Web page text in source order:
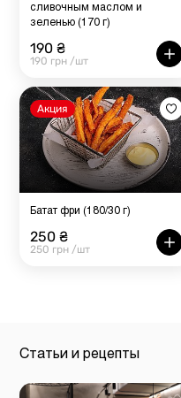
сливочным маслом и
зеленью (170 г)
190 ₴
190 грн /шт
Акция
Батат фри (180/30 г)
250 ₴
250 грн /шт
Статьи и рецепты